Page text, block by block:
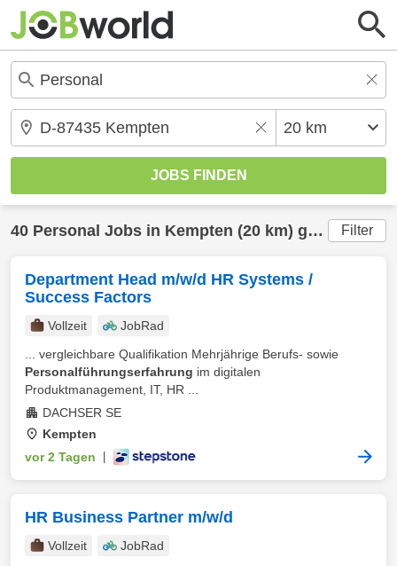
40 Personal Jobs in Kempten (20 km) gefunden Filter
Department Head m/w/d HR Systems /
Success Factors
Vollzeit
JobRad
... vergleichbare Qualifikation Mehrjährige Berufs- sowie
Personalführungserfahrung im digitalen
Produktmanagement, IT, HR ...
DACHSER SE
Kempten
vor 2 Tagen
HR Business Partner m/w/d
Vollzeit
JobRad